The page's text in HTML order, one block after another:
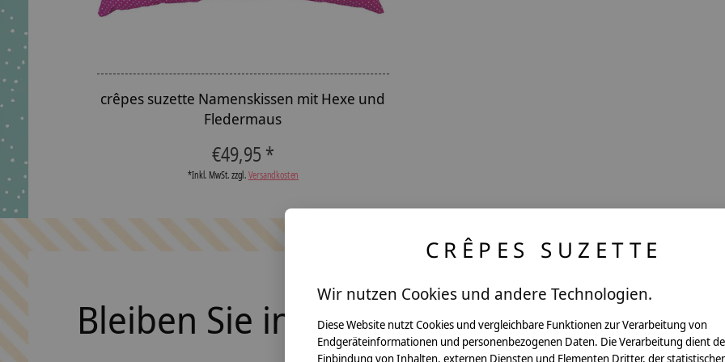
crêpes suzette Namenskissen mit Hexe und
Fledermaus
€49,95 *
*Inkl. MwSt. zzgl.Versandkosten
Bleiben Sie in Kontakt
CRÊPES SUZETTE
Wir nutzen Cookies und andere Technologien.
Diese Website nutzt Cookies und vergleichbare Funktionen zur Verarbeitung von
Endgeräteinformationen und personenbezogenen Daten. Die Verarbeitung dient
Einbindung von Inhalten, externen Diensten und Elementen Dritter, der